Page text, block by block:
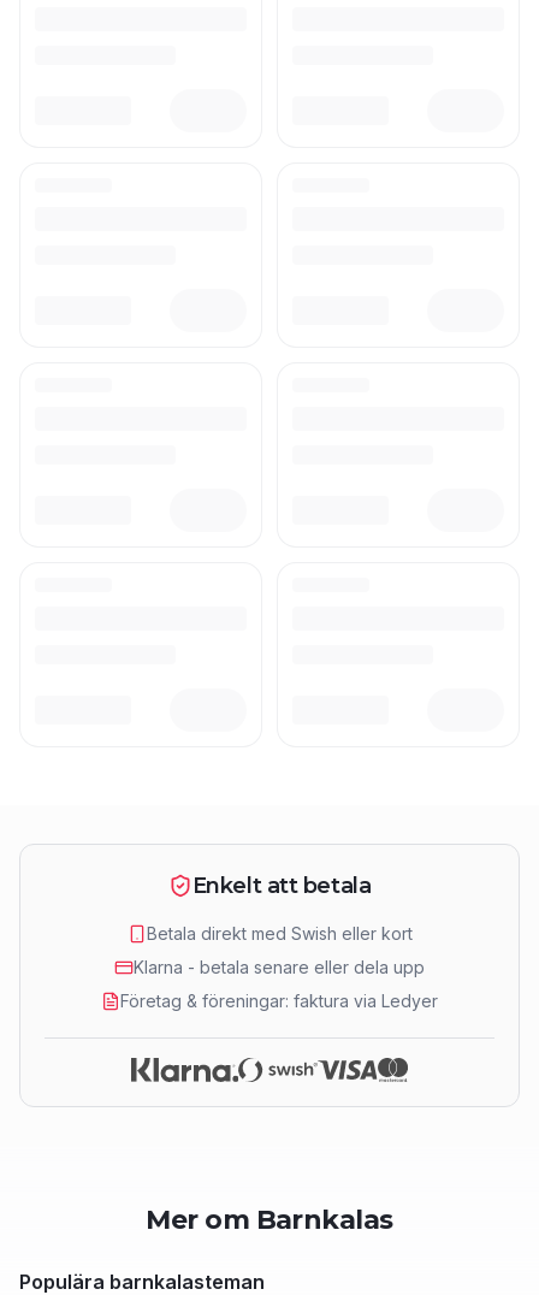
Enkelt att betala
Betala direkt med Swish eller kort
Klarna - betala senare eller dela upp
Företag & föreningar: faktura via Ledyer
Mer om Barnkalas
Populära barnkalasteman